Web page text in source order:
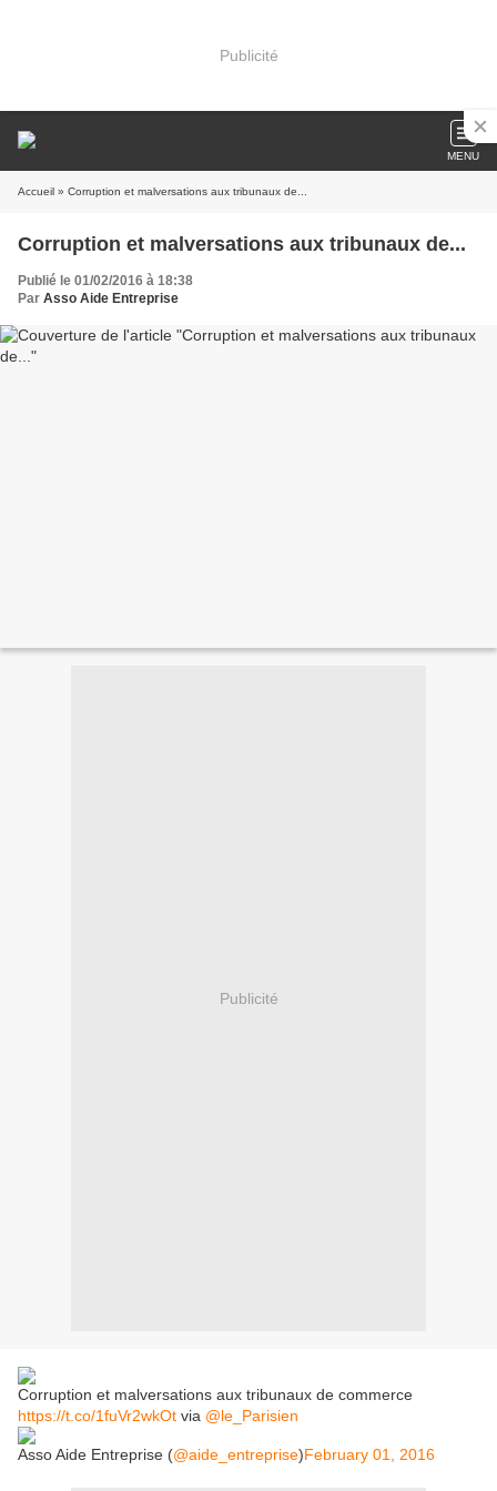
Publicité
MENU
Accueil » Corruption et malversations aux tribunaux de...
Corruption et malversations aux tribunaux de...
Publié le 01/02/2016 à 18:38
Par Asso Aide Entreprise
Publicité
Corruption et malversations aux tribunaux de commerce
https://t.co/1fuVr2wkOt via @le_Parisien
Asso Aide Entreprise (@aide_entreprise)February 01, 2016